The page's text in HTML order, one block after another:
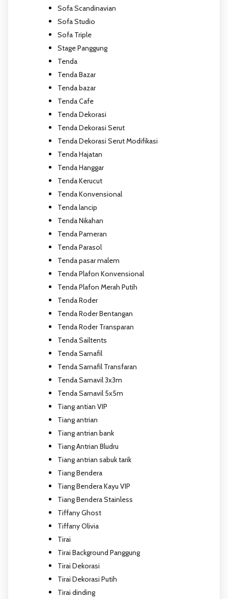
Sofa Scandinavian
Sofa Studio
Sofa Triple
Stage Panggung
Tenda
Tenda Bazar
Tenda bazar
Tenda Cafe
Tenda Dekorasi
Tenda Dekorasi Serut
Tenda Dekorasi Serut Modifikasi
Tenda Hajatan
Tenda Hanggar
Tenda Kerucut
Tenda Konvensional
Tenda lancip
Tenda Nikahan
Tenda Pameran
Tenda Parasol
Tenda pasar malem
Tenda Plafon Konvensional
Tenda Plafon Merah Putih
Tenda Roder
Tenda Roder Bentangan
Tenda Roder Transparan
Tenda Sailtents
Tenda Sarnafil
Tenda Sarnafil Transfaran
Tenda Sarnavil 3x3m
Tenda Sarnavil 5x5m
Tiang antian VIP
Tiang antrian
Tiang antrian bank
Tiang Antrian Bludru
Tiang antrian sabuk tarik
Tiang Bendera
Tiang Bendera Kayu VIP
Tiang Bendera Stainless
Tiffany Ghost
Tiffany Olivia
Tirai
Tirai Background Panggung
Tirai Dekorasi
Tirai Dekorasi Putih
Tirai dinding